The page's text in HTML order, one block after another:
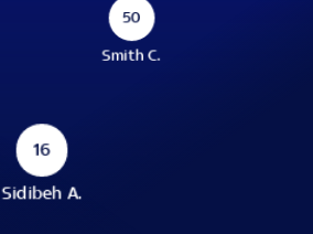
50
Smith C.
16
Sidibeh A.